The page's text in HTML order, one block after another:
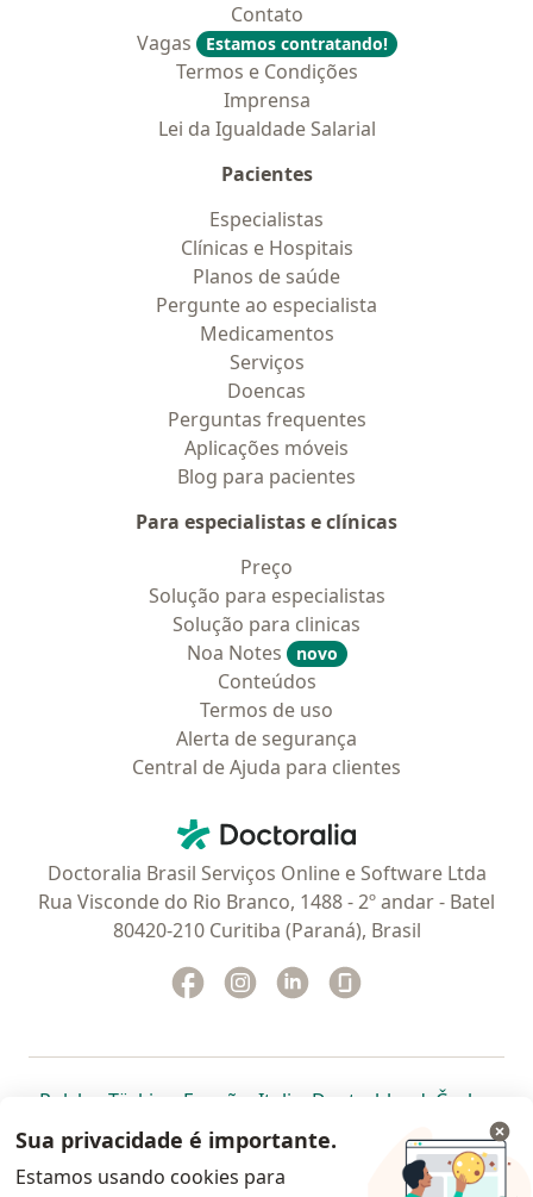
Contato
Vagas
Estamos contratando!
Termos e Condições
Imprensa
Lei da Igualdade Salarial
Pacientes
Especialistas
Clínicas e Hospitais
Planos de saúde
Pergunte ao especialista
Medicamentos
Serviços
Doencas
Perguntas frequentes
Aplicações móveis
Blog para pacientes
Para especialistas e clínicas
Preço
Solução para especialistas
Solução para clinicas
Noa Notes
novo
Conteúdos
Termos de uso
Alerta de segurança
Central de Ajuda para clientes
Doctoralia - Homepage
Doctoralia Brasil Serviços Online e Software Ltda
Rua Visconde do Rio Branco, 1488 - 2º andar - Batel
80420-210 Curitiba (Paraná), Brasil
Facebook
abre num novo separador
Instagram
abre num novo separador
Linkedin
abre num novo
Polska abre num novo separador
Türkiye abre num novo separador
España abre num novo separador
Italia abre num novo
Deutschlandabre num
Česko
Portugal abre num novo separador
, México abre num novo separador
, abre num novo separador
Brasil abre num novoabre num
abre
Colombia abre num novo
Sua privacidade é importante.
Estamos usando cookies para